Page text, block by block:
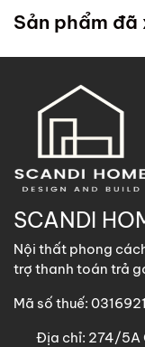
trong chính
nhà quý
ScandiHomehỗ trợ
thước dưới 1m8
trách nhiệm toàn
GHN, Viettel Post,
khách hàng vui
trợ nếu cần thiết.
Sản phẩm đã
SCANDI
Nội thất phong
trợ thanh toán trả
Mã số thuế:
Địa chỉ: 274/5A